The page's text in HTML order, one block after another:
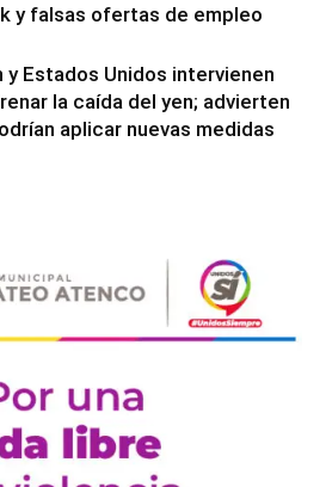
y falsas ofertas de empleo
y Estados Unidos intervienen
la caída del yen; advierten
aplicar nuevas medidas